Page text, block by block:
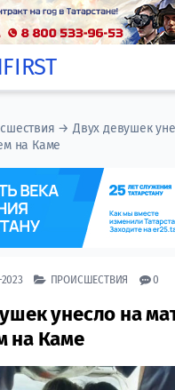
FIRST
→Двух девушек
на Каме
ПРОИСШЕСТВИЯ 0
унесло на
на Каме